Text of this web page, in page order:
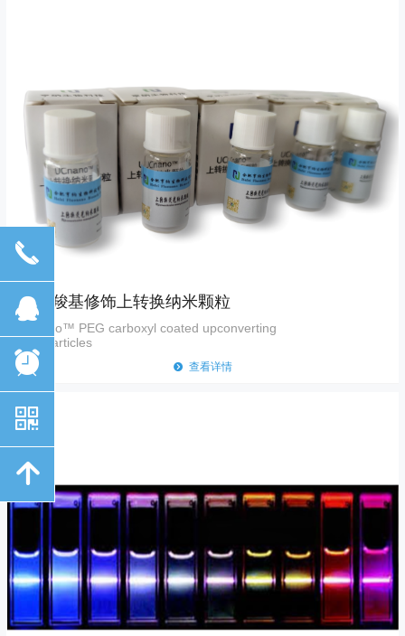
金纳米颗粒
Gold Nanoparticles
PEG-羧基修饰上转换纳米颗粒
UCnano™ PEG carboxyl coated upconverting
nanoparticles
뀹 查看详情
끅
뀩
뀥
낃
녕